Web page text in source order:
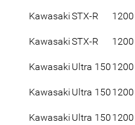
KawasakiSTX-R 1200
KawasakiSTX-R 1200
Kawasaki Ultra 150 1200
Kawasaki Ultra 150 1200
Kawasaki Ultra 150 1200